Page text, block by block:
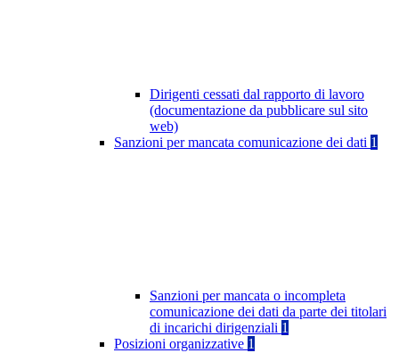
Dirigenti cessati dal rapporto di lavoro
(documentazione da pubblicare sul sito
web)
Sanzioni per mancata comunicazione dei dati 1
Sanzioni per mancata o incompleta
comunicazione dei dati da parte dei titolari
di incarichi dirigenziali 1
Posizioni organizzative 1